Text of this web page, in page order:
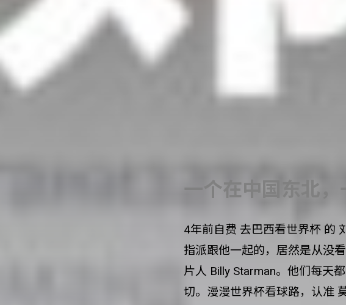
一个在中国东北，
4年前自费 去巴西看世界杯 的
指派跟他一起的，居然是从没
片人 Billy Starman。他们每天
切。漫漫世界杯看球路，认准